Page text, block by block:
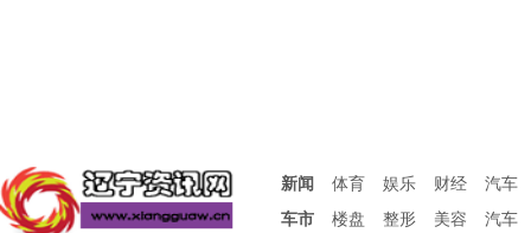
新闻 体育 娱乐 财经
汽车
车市
楼盘 整形 美容 汽车